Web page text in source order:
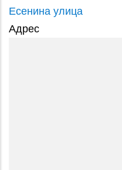
Есенина улица
Адрес